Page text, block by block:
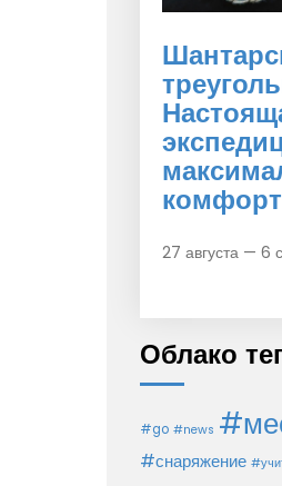
27 августа — 6
Облако
#go #news
#снаряжение